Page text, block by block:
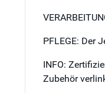
PFLEGE: Der
INFO:
Zubehör